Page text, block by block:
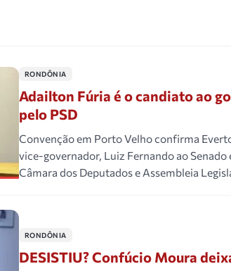
RONDÔNIA
Adailton Fúria é o candiato ao
pelo PSD
Convenção em Porto Velho confirma
vice-governador, Luiz Fernando ao Senado
Câmara dos Deputados e Assembleia
RONDÔNIA
DESISTIU? Confúcio Moura